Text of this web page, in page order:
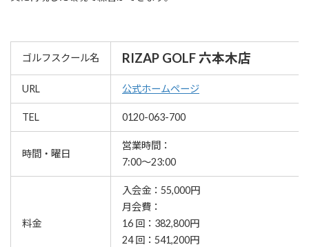
ゴルフスクール名 RIZAP GOLF 六本木店
URL 公式ホームページ
TEL 0120-063-700
時間・曜日
営業時間：
7:00～23:00
料金
入会金：55,000円
月会費：
16 回：382,800円
24 回：541,200円